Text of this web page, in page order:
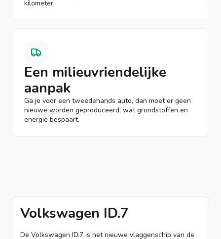
kilometer.
Een milieuvriendelijke
aanpak
Ga je voor een tweedehands auto, dan moet er geen
nieuwe worden geproduceerd, wat grondstoffen en
energie bespaart.
Volkswagen ID.7
De Volkswagen ID.7 is het nieuwe vlaggenschip van de